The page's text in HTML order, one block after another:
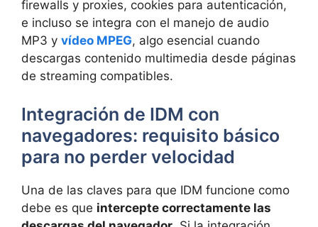
firewalls y proxies, cookies para autenticación,
e incluso se integra con el manejo de audio
MP3 y vídeo MPEG, algo esencial cuando
descargas contenido multimedia desde páginas
de streaming compatibles.
Integración de IDM con
navegadores: requisito básico
para no perder velocidad
Una de las claves para que IDM funcione como
debe es que intercepte correctamente las